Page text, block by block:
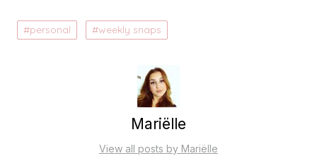
personal weekly snaps
Mariëlle
View all posts by Mariëlle